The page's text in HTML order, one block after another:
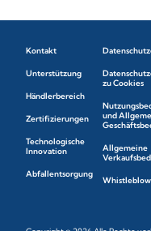
Kontakt
Unterstützung
Händlerbereich
Zertifizierungen
Technologische
Innovation
Abfallentsorgung
zu Cookies
und
Allgemeine